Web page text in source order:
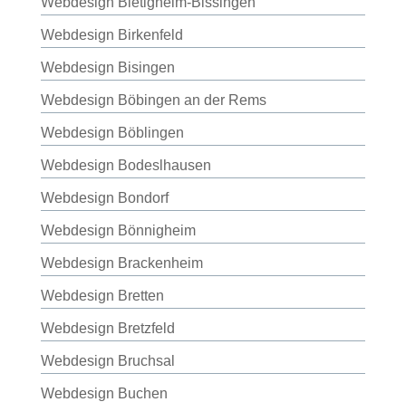
Webdesign Birkenfeld
Webdesign Bisingen
Webdesign Böbingen an der Rems
Webdesign Böblingen
Webdesign Bodeslhausen
Webdesign Bondorf
Webdesign Bönnigheim
Webdesign Brackenheim
Webdesign Bretten
Webdesign Bretzfeld
Webdesign Bruchsal
Webdesign Buchen